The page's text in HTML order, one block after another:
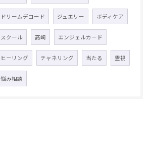
ドリームデコード ジュエリー ボディケア
スクール 高崎 エンジェルカード
ヒーリング チャネリング 当たる 霊視
悩み相談